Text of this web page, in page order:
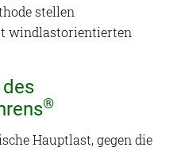
stellen
windlastorientierten
®
Hauptlast, gegen die